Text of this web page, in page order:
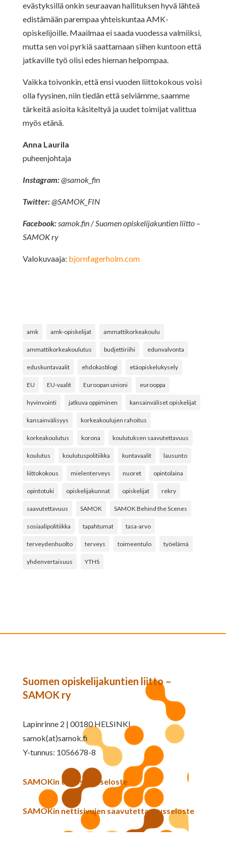
evästyksillä onkin seuraavan hallituksen hyvä lähteä
edistämään parempaa yhteiskuntaa AMK-
opiskelijoille. Maailmaa ei saada vuodessa valmiiksi,
mutta sen voi pyrkiä saattamaan siihen kuntoon että
jatkaville työ olisi edes hieman helpompaa.
Vaikka toivonkin, että ensi vuoden liittokokous voisi
olla fyysinen, niin tiedän että selviämme, saamme
tärkeitä asioita käsiteltyä ja uudet toimijat valittua
myös etänä.
Anna Laurila
puheenjohtaja
Instagram:@samok_fin
Twitter:@SAMOK_FIN
Facebook:samok.fin / Suomen opiskelijakuntien liitto –
SAMOK ry
Valokuvaaja: bjornfagerholm.com
amk amk-opiskelijat ammattikorkeakoulu
ammattikorkeakoulutus budjettiriihi edunvalvonta
eduskuntavaalit ehdokasblogi etäopiskelukysely
EU EU-vaalit Euroopan unioni eurooppa
hyvinvointi jatkuva oppiminen kansainväliset opiskelijat
kansainvälisyys korkeakoulujen rahoitus
korkeakoulutus korona koulutuksen saavutettavuus
koulutus koulutuspolitiikka kuntavaalit lausunto
liittokokous mielenterveys nuoret opintolaina
opintotuki opiskelijakunnat opiskelijat rekry
saavutettavuus SAMOK SAMOK Behind the Scenes
sosiaalipolitiikka tapahtumat tasa-arvo
terveydenhuolto terveys toimeentulo työelämä
yhdenvertaisuus YTHS
Suomen opiskelijakuntien liitto –
SAMOK ry
Lapinrinne 2 | 00180 HELSINKI
samok(at)samok.fi
Y-tunnus: 1056678-8
SAMOKin tietosuojaseloste
SAMOKin nettisivujen saavutettavuusseloste